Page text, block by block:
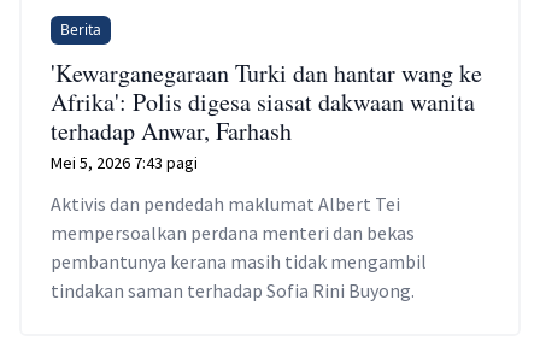
Berita
'Kewarganegaraan Turki dan hantar wang ke
Afrika': Polis digesa siasat dakwaan wanita
terhadap Anwar, Farhash
Mei 5, 2026 7:43 pagi
Aktivis dan pendedah maklumat Albert Tei
mempersoalkan perdana menteri dan bekas
pembantunya kerana masih tidak mengambil
tindakan saman terhadap Sofia Rini Buyong.